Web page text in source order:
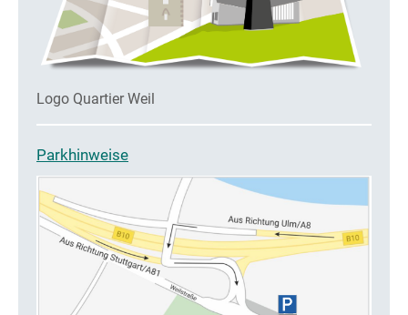
Logo Quartier Weil
Parkhinweise